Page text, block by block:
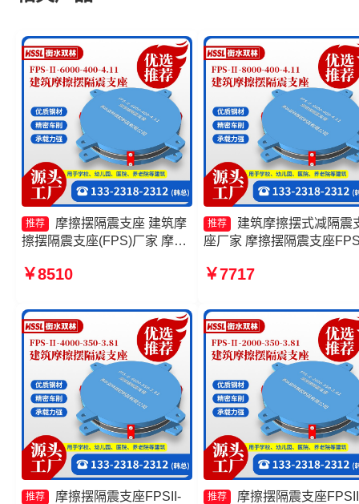
推荐
摩擦摆隔震支座 建筑摩
擦摆隔震支座(FPS)厂家 摩擦
厂 摩擦摆支座定制厂家
￥8510
推荐
建筑摩擦摆式减隔震
座厂家 摩擦摆隔震支座
摩擦摆隔震支座价格 建筑
￥7717
推荐
摩擦摆隔震支座FPSII-
推荐
摩擦摆隔震支座